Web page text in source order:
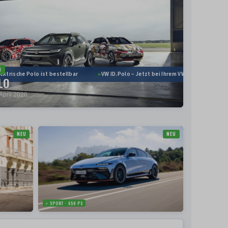
Polo ist bestellbar VW ID.Polo – Jetzt bei Ihrem VW Händler
2026
NEU NEU
⚡ SPORT · 650 PS